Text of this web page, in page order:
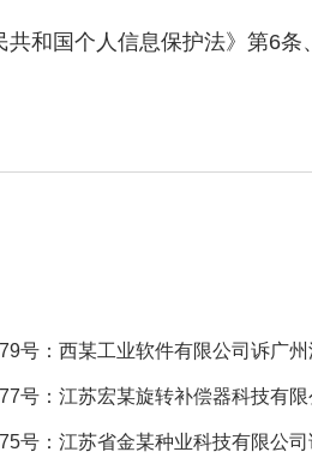
国个人信息保护法》第6条
号：西某工业软件有限公司诉广
号：江苏宏某旋转补偿器科技有
号：江苏省金某种业科技有限公